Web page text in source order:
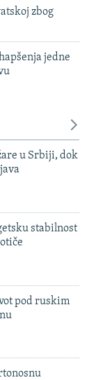
zbog
jedne
u Srbiji, dok
stabilnost
pod ruskim